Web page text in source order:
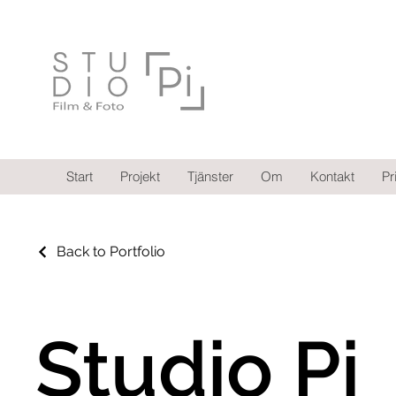
Start Projekt Tjänster Om Kontakt
Back to Portfolio
Studio Pi